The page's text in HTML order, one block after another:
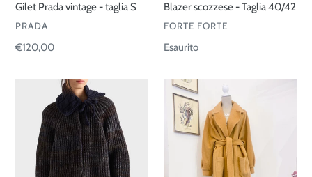
Gilet Prada vintage - taglia S
VENDITORE
PRADA
Prezzo
€120,00
Blazer scozzese - Taglia 40/42
VENDITORE
FORTE FORTE
Prezzo
listino
Esaurito
mouliné
Cappotto
cammello
Taglia